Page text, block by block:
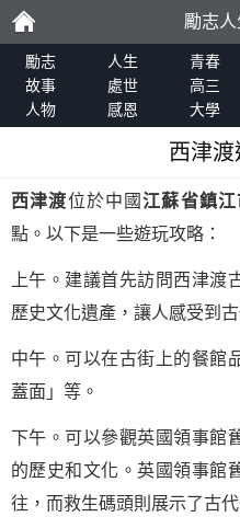
勵
志
勵志
勵志 人生 青春
故事
處世 高三
人物
感恩 大學
西津
西津渡位於中國江蘇省鎮江
點。以下是一些遊玩攻略：
上午。建議首先訪問西津渡
歷史文化遺產，讓人感受到
中午。可以在古街上的餐館
蓋面」等。
下午。可以參觀英國領事館
的歷史和文化。英國領事館
往，而救生碼頭則展示了古